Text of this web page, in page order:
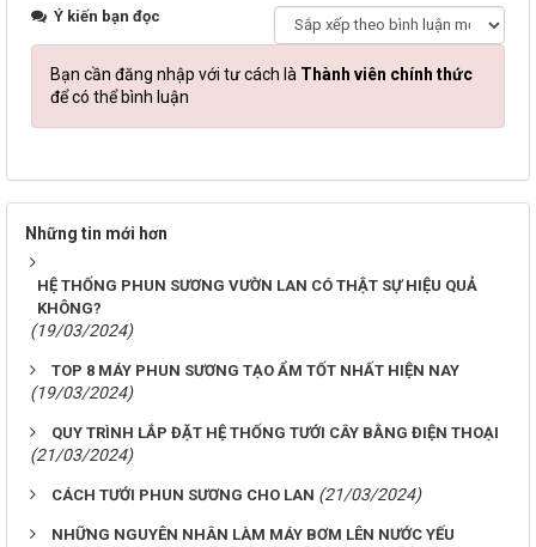
Ý kiến bạn đọc
Bạn cần đăng nhập với tư cách là Thành viên chính thức
để có thể bình luận
Những tin mới hơn
HỆ THỐNG PHUN SƯƠNG VƯỜN LAN CÓ THẬT SỰ HIỆU QUẢ
KHÔNG?
(19/03/2024)
TOP 8 MÁY PHUN SƯƠNG TẠO ẨM TỐT NHẤT HIỆN NAY
(19/03/2024)
QUY TRÌNH LẮP ĐẶT HỆ THỐNG TƯỚI CÂY BẰNG ĐIỆN THOẠI
(21/03/2024)
CÁCH TƯỚI PHUN SƯƠNG CHO LAN (21/03/2024)
NHỮNG NGUYÊN NHÂN LÀM MÁY BƠM LÊN NƯỚC YẾU